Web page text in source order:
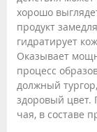
хорошо
продукт
гидратирует
Оказывает
процесс
должный
здоровый цвет.
чая, в составе